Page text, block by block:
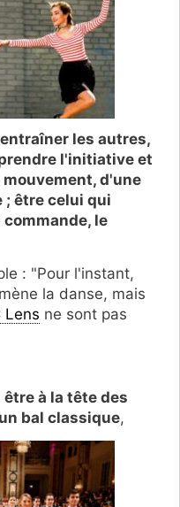
entraîner les autres,
l'initiative et
d'une
être celui qui
le
: "Pour l'instant,
la danse, mais
Lens ne sont pas
être à la tête des
bal classique,